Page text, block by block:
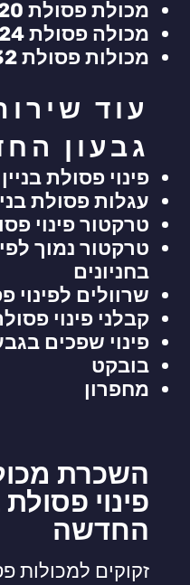
מכולת פסולת 20 קוב
מכולה פסולת 24 קוב
מכולות פסולת 32 קוב
עוד
גבעון
פינוי פסולת
עגלות פסולת בניין 4
טרקטור פינוי
טרקטור נמוך
בחניונים
שרוולים לפינוי
קבלני פינוי
פינוי שפכים
בובקט
מחפרון
השכרת
פינוי פסולת
החדשה
זקוקים למכולות